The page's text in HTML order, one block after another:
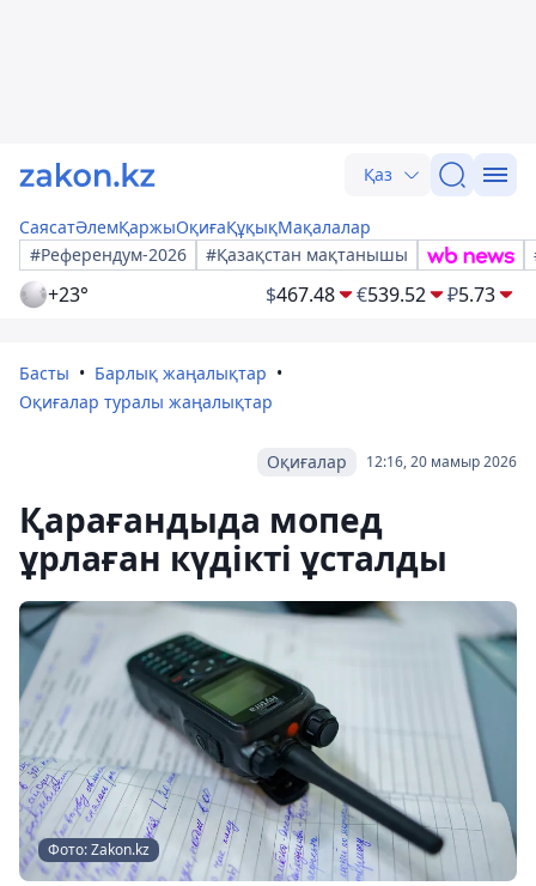
Қаз
СаясатӘлемҚаржыОқиғаҚұқықМақалалар
#Референдум-2026
#Қазақстан мақтанышы
+23° $467.48 €539.52 ₽5.73
Басты
Барлық жаңалықтар
Оқиғалар туралы жаңалықтар
12:16, 20 мамыр 2026
Оқиғалар
Қарағандыда мопед
ұрлаған күдікті ұсталды
Фото: Zakon.kz